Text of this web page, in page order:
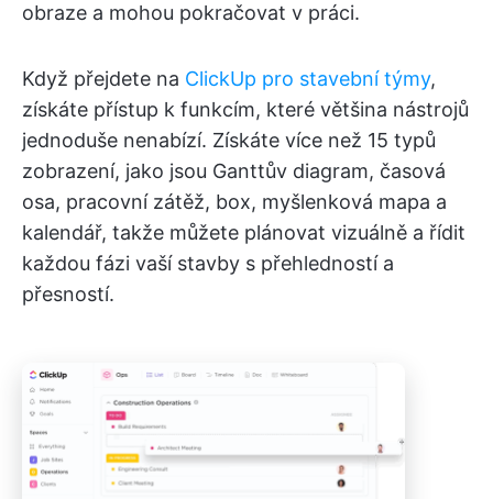
obraze a mohou pokračovat v práci.
Když přejdete na ClickUp pro stavební týmy,
získáte přístup k funkcím, které většina nástrojů
jednoduše nenabízí. Získáte více než 15 typů
zobrazení, jako jsou Ganttův diagram, časová
osa, pracovní zátěž, box, myšlenková mapa a
kalendář, takže můžete plánovat vizuálně a řídit
každou fázi vaší stavby s přehledností a
přesností.